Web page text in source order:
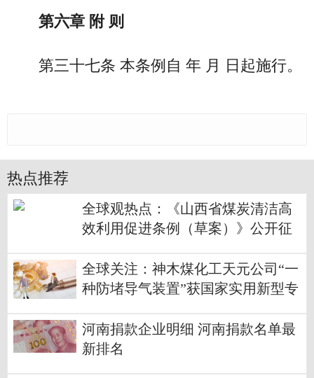
第六章 附 则
第三十七条 本条例自 年 月 日起施行。
热点推荐
全球观热点：《山西省煤炭清洁高
效利用促进条例（草案）》公开征
全球关注：神木煤化工天元公司“一
种防堵导气装置”获国家实用新型专
河南捐款企业明细 河南捐款名单最
新排名